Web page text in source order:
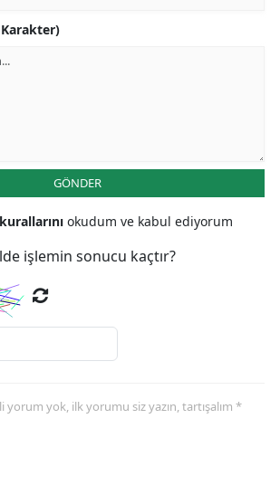
Karakter)
GÖNDER
okudum ve kabul ediyorum
işlemin sonucu kaçtır?
yorum yok, ilk yorumu siz yazın, tartışalım *